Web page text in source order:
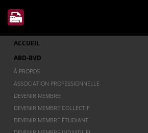
ACCUEIL
ABD-BVD
À PROPOS
ASSOCIATION PROFESSIONNELLE
DEVENIR MEMBRE
DEVENIR MEMBRE COLLECTIF
DEVENIR MEMBRE ÉTUDIANT